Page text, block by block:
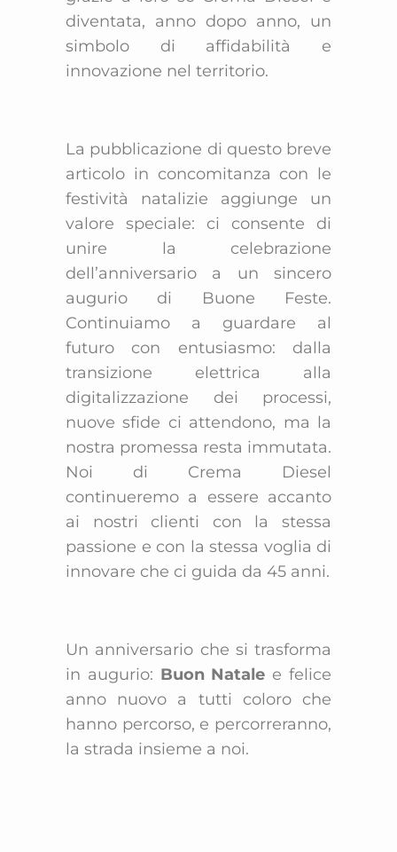
diventata, anno dopo anno, un
simbolo di affidabilità e
innovazione nel territorio.
La pubblicazione di questo breve
articolo in concomitanza con le
festività natalizie aggiunge un
valore speciale: ci consente di
unire la celebrazione
dell’anniversario a un sincero
augurio di Buone Feste.
Continuiamo a guardare al
futuro con entusiasmo: dalla
transizione elettrica alla
digitalizzazione dei processi,
nuove sfide ci attendono, ma la
nostra promessa resta immutata.
Noi di Crema Diesel
continueremo a essere accanto
ai nostri clienti con la stessa
passione e con la stessa voglia di
innovare che ci guida da 45 anni.
Un anniversario che si trasforma
in augurio: Buon Natale e felice
anno nuovo a tutti coloro che
hanno percorso, e percorreranno,
la strada insieme a noi.